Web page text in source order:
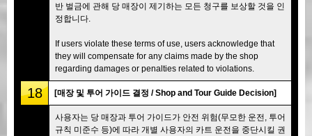
반 벌금에 관해 당 매장이 제기하는 모든 청구를 보상할 것을 인
정합니다.
If users violate these terms of use, users acknowledge that
they will compensate for any claims made by the shop
regarding damages or penalties related to violations.
18 [매장 및 투어 가이드 결정 / Shop and Tour Guide Decision]
사용자는 당 매장과 투어 가이드가 안전 위험(무모한 운전, 투어
규칙 미준수 등)에 따라 개별 사용자의 카트 운전을 중단시킬 권